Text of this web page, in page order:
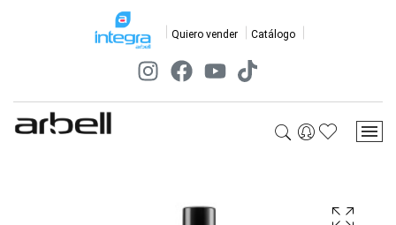
Quiero vender Catálogo